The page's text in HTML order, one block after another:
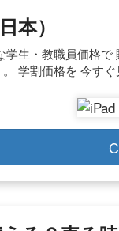
本）
学生・教職員価格
学割価格を 今す